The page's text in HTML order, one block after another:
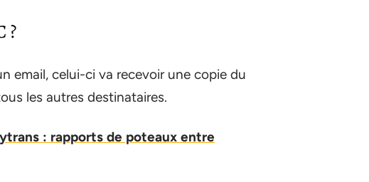
?
email, celui-ci va recevoir une copie du
les autres destinataires.
: rapports de poteaux entre